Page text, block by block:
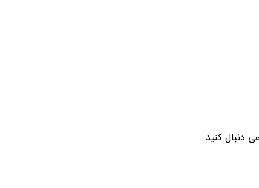
دنبال کنید